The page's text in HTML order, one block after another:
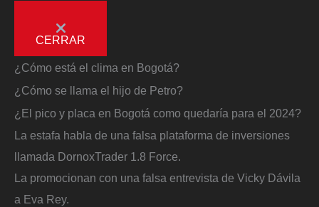
CERRAR
¿Cómo está el clima en Bogotá?
¿Cómo se llama el hijo de Petro?
¿El pico y placa en Bogotá como quedaría para el 2024?
La estafa habla de una falsa plataforma de inversiones
llamada DornoxTrader 1.8 Force.
La promocionan con una falsa entrevista de Vicky Dávila
a Eva Rey.